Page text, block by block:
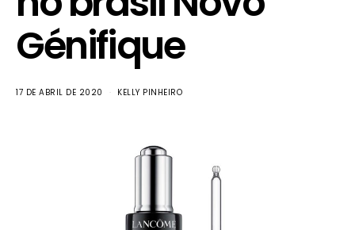
Génifique
17 DE ABRIL DE 2020 KELLY PINHEIRO